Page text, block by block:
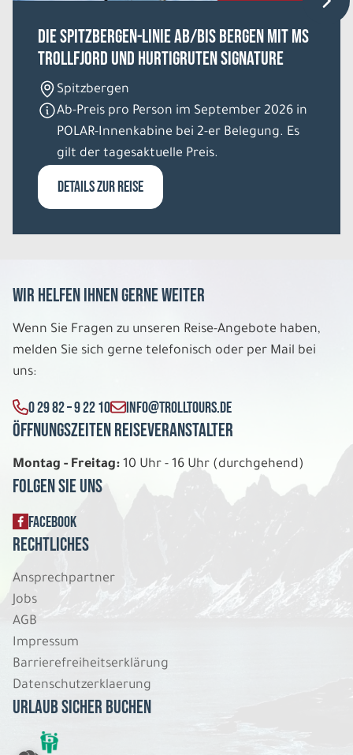
Die Spitzbergen-Linie ab/bis Bergen mit MS
Trollfjord und Hurtigruten Signature
Spitzbergen
Ab-Preis pro Person im September 2026 in
POLAR-Innenkabine bei 2-er Belegung. Es
gilt der tagesaktuelle Preis.
DETAILS ZUR REISE
Wir helfen Ihnen gerne weiter
Wenn Sie Fragen zu unseren Reise-Angebote haben,
melden Sie sich gerne telefonisch oder per Mail bei
uns:
0 29 82 – 9 22 10 INFO@TROLLTOURS.DE
Öffnungszeiten Reiseveranstalter
Montag - Freitag: 10 Uhr - 16 Uhr (durchgehend)
Folgen Sie uns
FACEBOOK
Rechtliches
Ansprechpartner
Jobs
AGB
Impressum
Barrierefreiheitserklärung
Datenschutzerklaerung
Urlaub sicher buchen